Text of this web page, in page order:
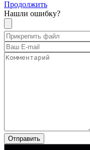
Продолжить
Нашли ошибку?